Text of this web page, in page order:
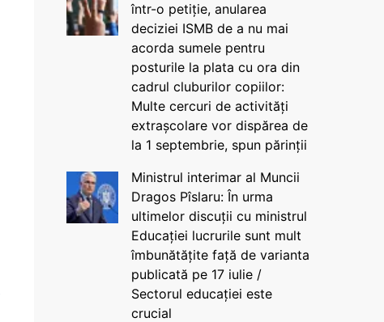
într-o petiție, anularea
deciziei ISMB de a nu mai
acorda sumele pentru
posturile la plata cu ora din
cadrul cluburilor copiilor:
Multe cercuri de activități
extrașcolare vor dispărea de
la 1 septembrie, spun părinții
Ministrul interimar al Muncii
Dragos Pîslaru: În urma
ultimelor discuții cu ministrul
Educației lucrurile sunt mult
îmbunătățite față de varianta
publicată pe 17 iulie /
Sectorul educației este
crucial